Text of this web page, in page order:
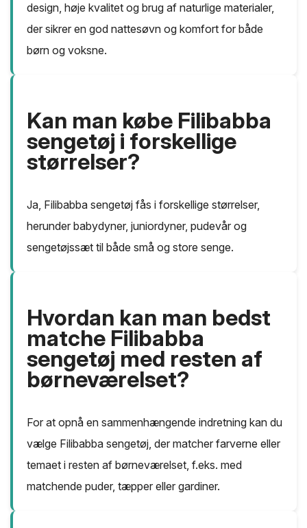
design, høje kvalitet og brug af naturlige materialer,
der sikrer en god nattesøvn og komfort for både
børn og voksne.
Kan man købe Filibabba
sengetøj i forskellige
størrelser?
Ja, Filibabba sengetøj fås i forskellige størrelser,
herunder babydyner, juniordyner, pudevår og
sengetøjssæt til både små og store senge.
Hvordan kan man bedst
matche Filibabba
sengetøj med resten af
børneværelset?
For at opnå en sammenhængende indretning kan du
vælge Filibabba sengetøj, der matcher farverne eller
temaet i resten af børneværelset, f.eks. med
matchende puder, tæpper eller gardiner.